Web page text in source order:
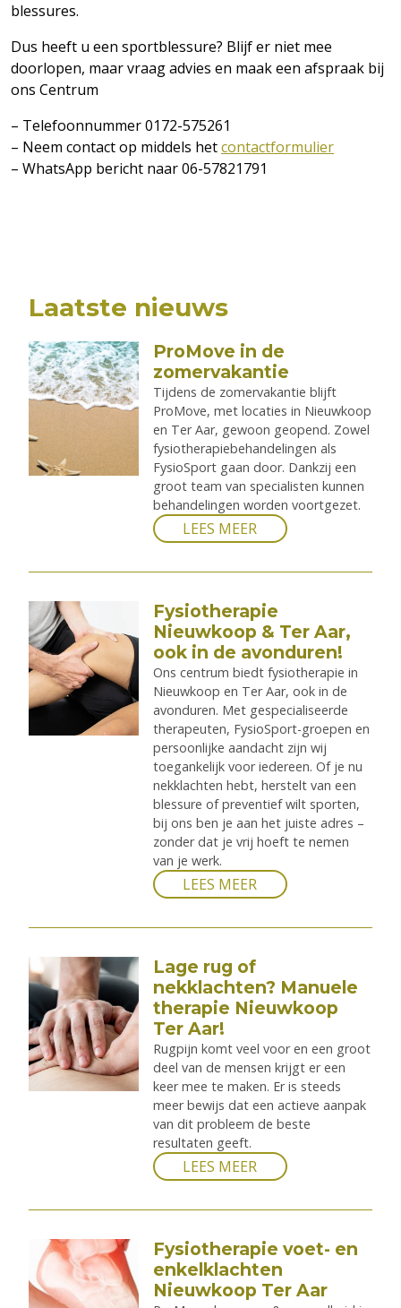
blessures.
Dus heeft u een sportblessure? Blijf er niet mee
doorlopen, maar vraag advies en maak een afspraak bij
ons Centrum
– Telefoonnummer 0172-575261
– Neem contact op middels hetcontactformulier
– WhatsApp bericht naar 06-57821791
Laatste nieuws
ProMove in de
zomervakantie
Tijdens de zomervakantie blijft
ProMove, met locaties in Nieuwkoop
en Ter Aar, gewoon geopend. Zowel
fysiotherapiebehandelingen als
FysioSport gaan door. Dankzij een
groot team van specialisten kunnen
behandelingen worden voortgezet.
LEES MEER
Fysiotherapie
Nieuwkoop & Ter Aar,
ook in de avonduren!
Ons centrum biedt fysiotherapie in
Nieuwkoop en Ter Aar, ook in de
avonduren. Met gespecialiseerde
therapeuten, FysioSport-groepen en
persoonlijke aandacht zijn wij
toegankelijk voor iedereen. Of je nu
nekklachten hebt, herstelt van een
blessure of preventief wilt sporten,
bij ons ben je aan het juiste adres –
zonder dat je vrij hoeft te nemen
van je werk.
LEES MEER
Lage rug of
nekklachten? Manuele
therapie Nieuwkoop
Ter Aar!
Rugpijn komt veel voor en een groot
deel van de mensen krijgt er een
keer mee te maken. Er is steeds
meer bewijs dat een actieve aanpak
van dit probleem de beste
resultaten geeft.
LEES MEER
Fysiotherapie voet- en
enkelklachten
Nieuwkoop Ter Aar